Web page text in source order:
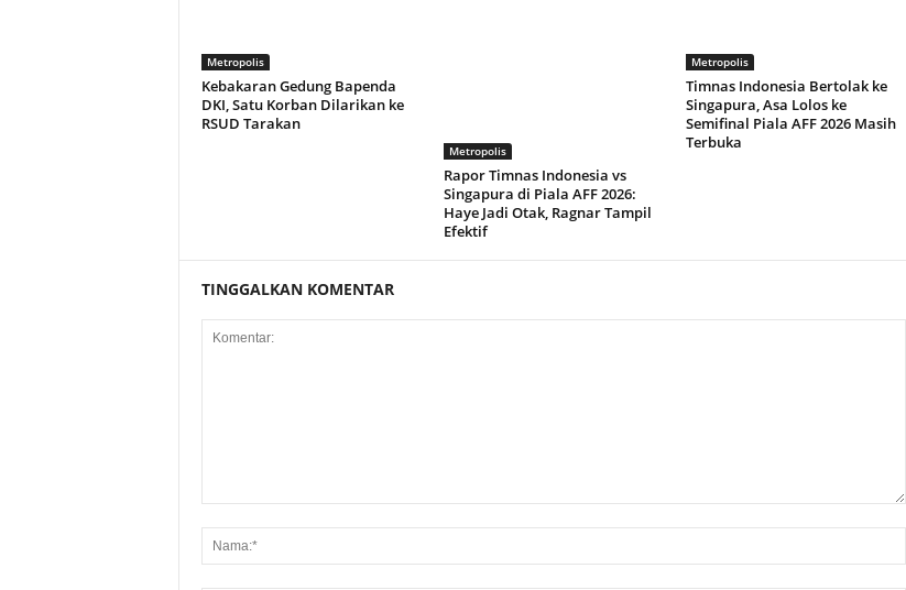
Metropolis
Kebakaran Gedung Bapenda
DKI, Satu Korban Dilarikan ke
RSUD Tarakan
Metropolis
Rapor Timnas Indonesia vs
Singapura di Piala AFF 2026:
Haye Jadi Otak, Ragnar Tampil
Efektif
Metropolis
Timnas Indonesia Bertolak ke
Singapura, Asa Lolos ke
Semifinal Piala AFF 2026 Masih
Terbuka
TINGGALKAN KOMENTAR